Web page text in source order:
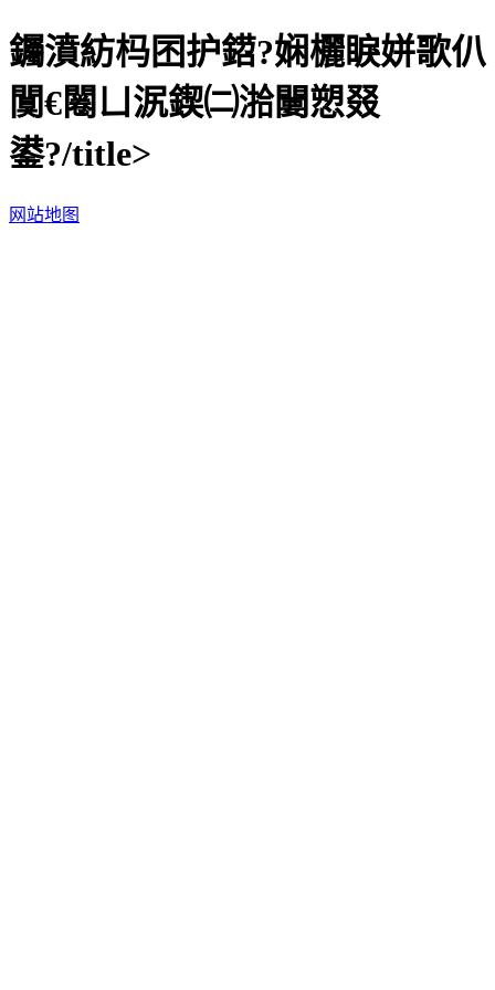
钃濆紡杩囨护鍣?娴欐睙姘歌仈
闃€闂ㄩ泦鍥㈡湁闄愬叕
鍙?/title>
网站地图